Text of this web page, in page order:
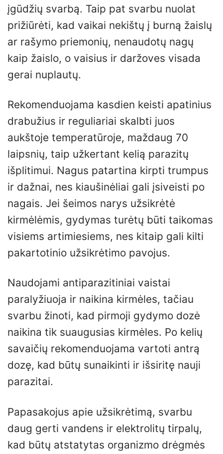
įgūdžių svarbą. Taip pat svarbu nuolat
prižiūrėti, kad vaikai nekištų į burną žaislų
ar rašymo priemonių, nenaudotų nagų
kaip žaislo, o vaisius ir daržoves visada
gerai nuplautų.
Rekomenduojama kasdien keisti apatinius
drabužius ir reguliariai skalbti juos
aukštoje temperatūroje, maždaug 70
laipsnių, taip užkertant kelią parazitų
išplitimui. Nagus patartina kirpti trumpus
ir dažnai, nes kiaušinėliai gali įsiveisti po
nagais. Jei šeimos narys užsikrėtė
kirmėlėmis, gydymas turėtų būti taikomas
visiems artimiesiems, nes kitaip gali kilti
pakartotinio užsikrėtimo pavojus.
Naudojami antiparazitiniai vaistai
paralyžiuoja ir naikina kirmėles, tačiau
svarbu žinoti, kad pirmoji gydymo dozė
naikina tik suaugusias kirmėles. Po kelių
savaičių rekomenduojama vartoti antrą
dozę, kad būtų sunaikinti ir išsiritę nauji
parazitai.
Papasakojus apie užsikrėtimą, svarbu
daug gerti vandens ir elektrolitų tirpalų,
kad būtų atstatytas organizmo drėgmės